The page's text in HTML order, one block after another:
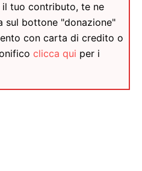
tuo contributo, te ne
sul bottone "donazione"
con carta di credito o
clicca qui per i